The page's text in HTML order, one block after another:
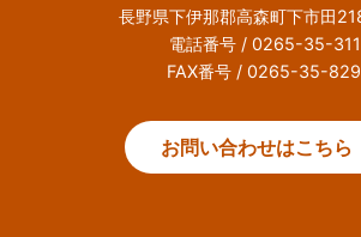
長野県下伊那郡高森町下市田
電話番号 / 0265-35-
FAX番号 / 0265-35-
お問い合わせはこちら